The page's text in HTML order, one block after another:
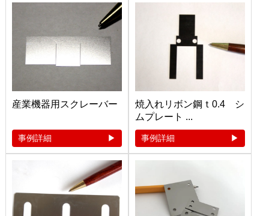
産業機器用スクレーバー
事例詳細
焼入れリボン鋼ｔ0.4 シ
ムプレート ...
事例詳細